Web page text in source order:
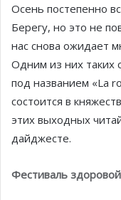
Осень постепенно
Берегу, но это не
нас снова ожидает
Одним из них таких
под названием «La
состоится в
этих выходных
дайджесте.
Фестиваль